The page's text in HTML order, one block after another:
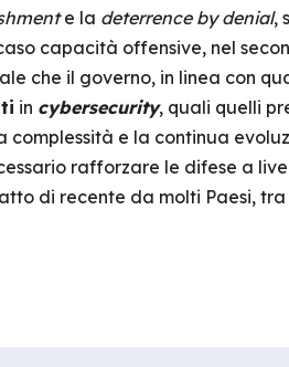
e la deterrence by denial,
capacità offensive, nel
che il governo, in linea con
in cybersecurity, quali quelli
complessità e la continua
rafforzare le difese a
di recente da molti Paesi, tra